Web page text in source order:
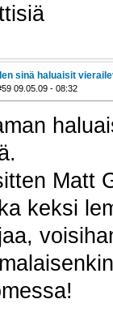
sinä haluaisit
09.05.09 - 08:32
Matt
keksi